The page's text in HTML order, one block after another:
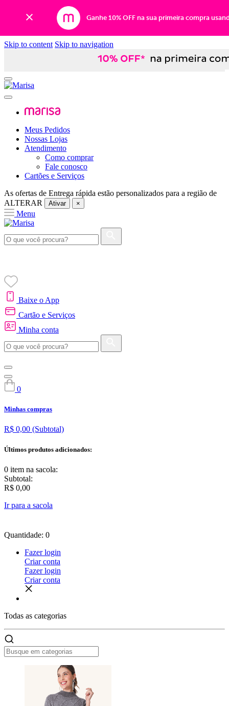
Ganhe 10% OFF na sua primeira compra
Skip to content Skip to navigation
Meus Pedidos
Nossas Lojas
Atendimento
Como comprar
Fale conosco
Cartões e Serviços
As ofertas de Entrega rápida estão personalizados para a região de
ALTERAR
Ativar ×
Menu
Baixe o App
Cartão e Serviços
Minha conta
0
Minhas compras
R$ 0,00 (Subtotal)
Últimos produtos adicionados:
0 item na sacola:
Subtotal:
R$ 0,00
Ir para a sacola
Quantidade: 0
Fazer login
Criar conta
Fazer login
Criar conta
Todas as categorias